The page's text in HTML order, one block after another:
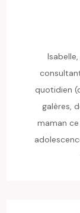
quotidien
galères,
maman